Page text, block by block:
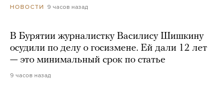
НОВОСТИ 9 часов назад
В Бурятии журналистку Василису Шишкину
осудили по делу о госизмене. Ей дали 12 лет
— это минимальный срок по статье
9 часов назад